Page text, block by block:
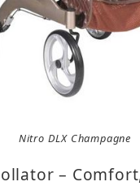
Nitro DLX Champagne
–